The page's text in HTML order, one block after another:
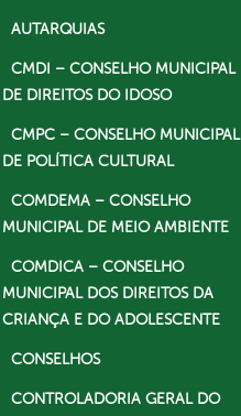
AUTARQUIAS
CMDI – CONSELHO MUNICIPAL
DE DIREITOS DO IDOSO
CMPC – CONSELHO MUNICIPAL
DE POLÍTICA CULTURAL
COMDEMA – CONSELHO
MUNICIPAL DE MEIO AMBIENTE
COMDICA – CONSELHO
MUNICIPAL DOS DIREITOS DA
CRIANÇA E DO ADOLESCENTE
CONSELHOS
CONTROLADORIA GERAL DO